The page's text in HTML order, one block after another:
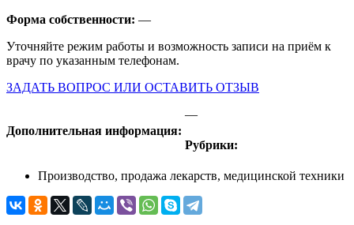
Форма собственности: —
Уточняйте режим работы и возможность записи на приём к
врачу по указанным телефонам.
ЗАДАТЬ ВОПРОС ИЛИ ОСТАВИТЬ ОТЗЫВ
Дополнительная информация:
—
Рубрики:
Производство, продажа лекарств, медицинской техники